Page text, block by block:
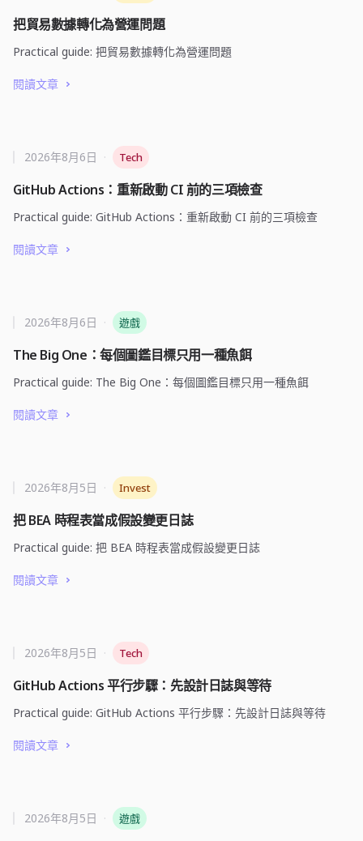
把貿易數據轉化為營運問題
Practical guide: 把貿易數據轉化為營運問題
閱讀文章
GitHub Actions：重新啟動 CI 前的三項檢查
2026年8月6日 · Tech
Practical guide: GitHub Actions：重新啟動 CI 前的三項檢查
閱讀文章
The Big One：每個圖鑑目標只用一種魚餌
2026年8月6日 · 遊戲
Practical guide: The Big One：每個圖鑑目標只用一種魚餌
閱讀文章
把 BEA 時程表當成假設變更日誌
2026年8月5日 · Invest
Practical guide: 把 BEA 時程表當成假設變更日誌
閱讀文章
GitHub Actions 平行步驟：先設計日誌與等待
2026年8月5日 · Tech
Practical guide: GitHub Actions 平行步驟：先設計日誌與等待
閱讀文章
2026年8月5日 · 遊戲